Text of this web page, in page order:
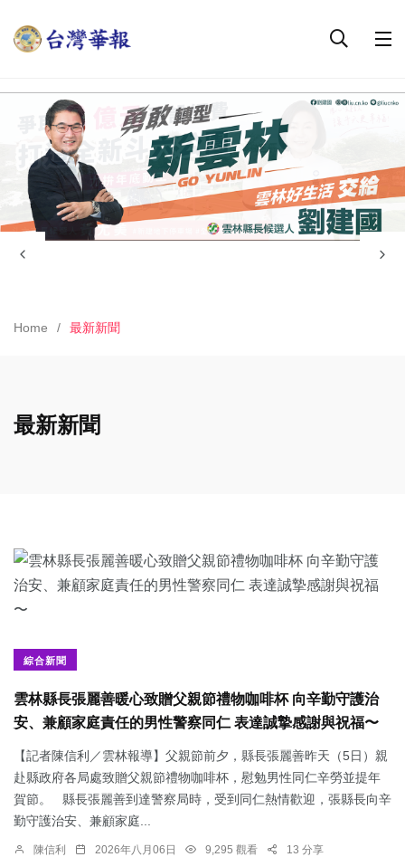
Home 最新新聞
最新新聞
綜合新聞
雲林縣長張麗善暖心致贈父親節禮物咖啡杯 向辛勤守護治
安、兼顧家庭責任的男性警察同仁 表達誠摯感謝與祝福〜
【記者陳信利／雲林報導】父親節前夕，縣長張麗善昨天（5日）親
赴縣政府各局處致贈父親節禮物咖啡杯，慰勉男性同仁辛勞並提年
賀節。 縣長張麗善到達警察局時，受到同仁熱情歡迎，張縣長向辛
勤守護治安、兼顧家庭...
陳信利 2026年八月06日 9,295 觀看 13 分享